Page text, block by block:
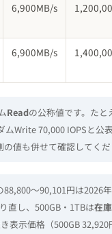
6,900MB/s
6,900MB/s
Readの公称値です。たと
ムWrite 70,000 IOPSと
値も併せて確認してく
88,800〜90,101円は
直し、500GB・1TBは在
表示価格（500GB